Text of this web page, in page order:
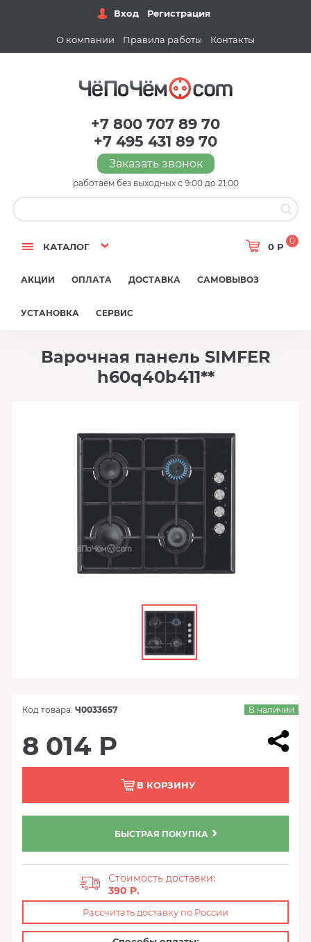
Вход Регистрация
О компании Правила работы Контакты
+7 800 707 89 70
+7 495 431 89 70
Заказать звонок
работаем без выходных с 9:00 до 21:00
КАТАЛОГ 0 Р
0
АКЦИИ ОПЛАТА ДОСТАВКА САМОВЫВОЗ
УСТАНОВКА СЕРВИС
Варочная панель SIMFER
h60q40b411**
Код товара: Ч0033657 В наличии
8 014 Р
В КОРЗИНУ
БЫСТРАЯ ПОКУПКА
Стоимость доставки:
390 P.
Рассчитать доставку по России